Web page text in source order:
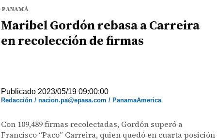
PANAMÁ
Maribel Gordón rebasa a Carreira
en recolección de firmas
Publicado 2023/05/19 09:00:00
Redacción / nacion.pa@epasa.com / PanamaAmerica
Con 109,489 firmas recolectadas, Gordón superó a
Francisco “Paco” Carreira, quien quedó en cuarta posición